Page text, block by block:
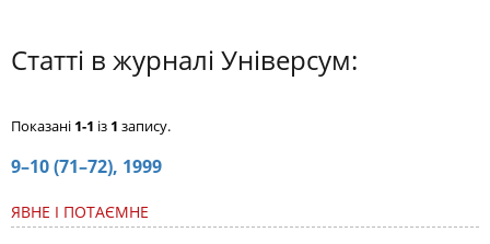
Статті в журналі Універсум:
Показані 1-1 із 1 запису.
9–10 (71–72), 1999
ЯВНЕ І ПОТАЄМНЕ